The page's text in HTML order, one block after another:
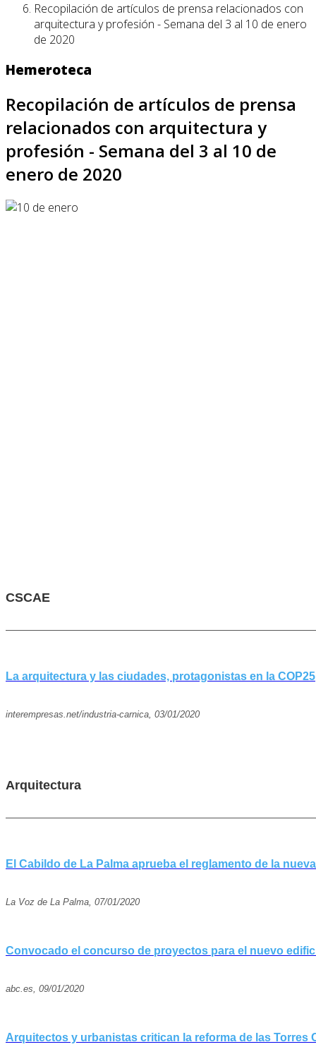
Recopilación de artículos de prensa relacionados con
arquitectura y profesión - Semana del 3 al 10 de enero
de 2020
Hemeroteca
Recopilación de artículos de prensa
relacionados con arquitectura y
profesión - Semana del 3 al 10 de
enero de 2020
CSCAE
La arquitectura y las ciudades, protagonistas en la COP25
interempresas.net/industria-carnica, 03/01/2020
Arquitectura
El Cabildo de La Palma aprueba el reglamento de la
La Voz de La Palma, 07/01/2020
Convocado el concurso de proyectos para el nuevo
abc.es, 09/01/2020
Arquitectos y urbanistas critican la reforma de las